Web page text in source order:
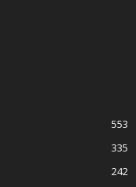
553
335
242